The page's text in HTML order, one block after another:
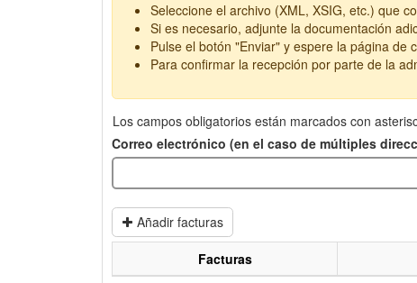
Seleccione el archivo (XML, XSIG, etc.) que
Si es necesario, adjunte la documentación
Pulse el botón "Enviar" y espere la página de
Para confirmar la recepción por parte de la
Los campos obligatorios están marcados con
Correo electrónico (en el caso de múltiples
Añadir facturas
Facturas